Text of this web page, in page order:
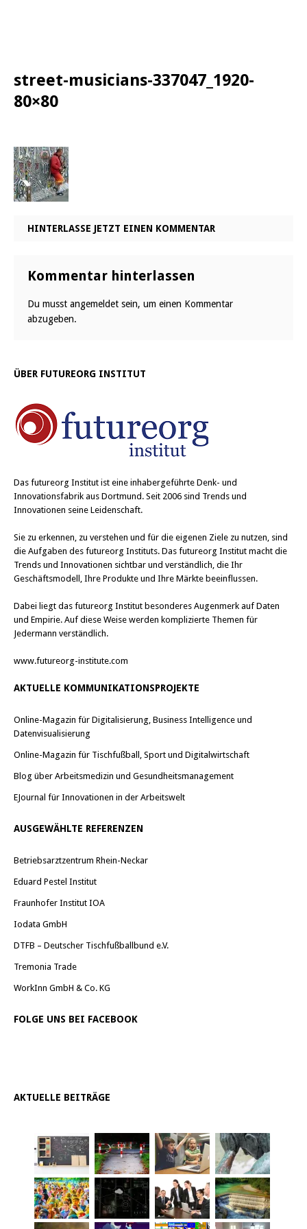
street-musicians-337047_1920-
80×80
HINTERLASSE JETZT EINEN KOMMENTAR
Kommentar hinterlassen
Du musst angemeldet sein, um einen Kommentar
abzugeben.
ÜBER FUTUREORG INSTITUT
Das futureorg Institut ist eine inhabergeführte Denk- und
Innovationsfabrik aus Dortmund. Seit 2006 sind Trends und
Innovationen seine Leidenschaft.
Sie zu erkennen, zu verstehen und für die eigenen Ziele zu nutzen, sind
die Aufgaben des futureorg Instituts. Das futureorg Institut macht die
Trends und Innovationen sichtbar und verständlich, die Ihr
Geschäftsmodell, Ihre Produkte und Ihre Märkte beeinflussen.
Dabei liegt das futureorg Institut besonderes Augenmerk auf Daten
und Empirie. Auf diese Weise werden komplizierte Themen für
Jedermann verständlich.
www.futureorg-institute.com
AKTUELLE KOMMUNIKATIONSPROJEKTE
Online-Magazin für Digitalisierung, Business Intelligence und
Datenvisualisierung
Online-Magazin für Tischfußball, Sport und Digitalwirtschaft
Blog über Arbeitsmedizin und Gesundheitsmanagement
EJournal für Innovationen in der Arbeitswelt
AUSGEWÄHLTE REFERENZEN
Betriebsarztzentrum Rhein-Neckar
Eduard Pestel Institut
Fraunhofer Institut IOA
Iodata GmbH
DTFB – Deutscher Tischfußballbund e.V.
Tremonia Trade
WorkInn GmbH & Co. KG
FOLGE UNS BEI FACEBOOK
AKTUELLE BEITRÄGE